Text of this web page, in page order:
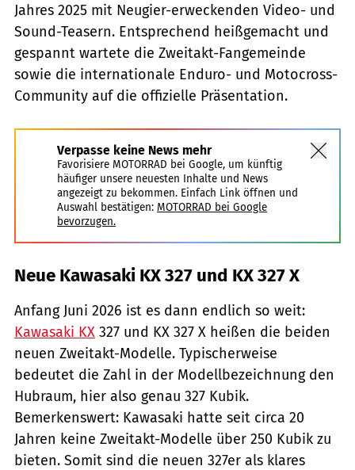
Jahres 2025 mit Neugier-erweckenden Video- und
Sound-Teasern. Entsprechend heißgemacht und
gespannt wartete die Zweitakt-Fangemeinde
sowie die internationale Enduro- und Motocross-
Community auf die offizielle Präsentation.
Verpasse keine News mehr
Favorisiere MOTORRAD bei Google, um künftig
häufiger unsere neuesten Inhalte und News
angezeigt zu bekommen. Einfach Link öffnen und
Auswahl bestätigen: MOTORRAD bei Google
bevorzugen.
Neue Kawasaki KX 327 und KX 327 X
Anfang Juni 2026 ist es dann endlich so weit:
Kawasaki KX 327 und KX 327 X heißen die beiden
neuen Zweitakt-Modelle. Typischerweise
bedeutet die Zahl in der Modellbezeichnung den
Hubraum, hier also genau 327 Kubik.
Bemerkenswert: Kawasaki hatte seit circa 20
Jahren keine Zweitakt-Modelle über 250 Kubik zu
bieten. Somit sind die neuen 327er als klares